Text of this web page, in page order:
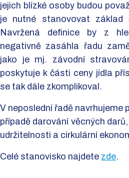
jejich blízké osoby budou
je nutné stanovovat základ
Navržená definice by z
negativně zasáhla řadu
jako je mj. závodní
poskytuje k části ceny jídla
se tak dále zkomplikoval.
V neposlední řadě navrhujeme
případě darování věcných
udržitelnosti a cirkulární
Celé stanovisko najdete zde.